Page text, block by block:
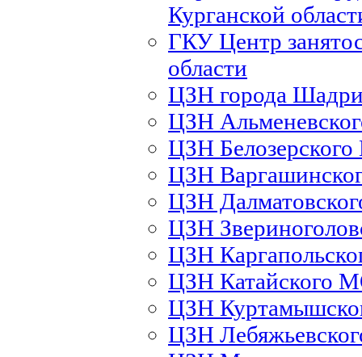
Курганской
ГКУ Центр
области
ЦЗН города
ЦЗН
ЦЗН
ЦЗН
ЦЗН
ЦЗН
ЦЗН
ЦЗН Катайского
ЦЗН
ЦЗН